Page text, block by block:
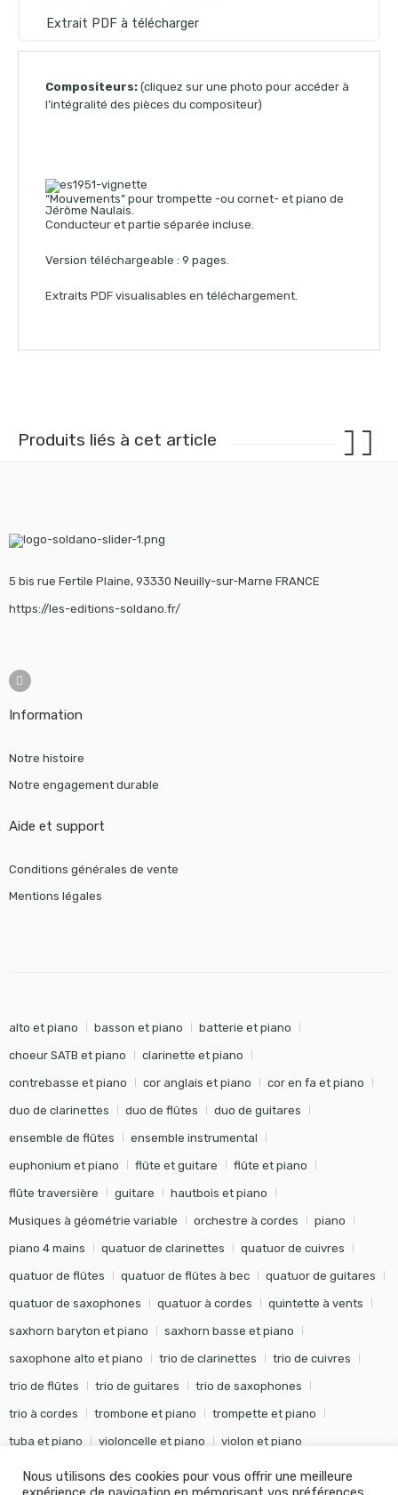
Extrait PDF à télécharger
Compositeurs: (cliquez sur une photo pour accéder à
l’intégralité des pièces du compositeur)
“Mouvements” pour trompette -ou cornet- et piano de
Jérôme Naulais.
Conducteur et partie séparée incluse.
Version téléchargeable : 9 pages.
Extraits PDF visualisables en téléchargement.
Produits liés à cet article
5 bis rue Fertile Plaine, 93330 Neuilly-sur-Marne FRANCE
https://les-editions-soldano.fr/
Information
Notre histoire
Notre engagement durable
Aide et support
Conditions générales de vente
Mentions légales
alto et piano basson et piano batterie et piano
choeur SATB et piano clarinette et piano
contrebasse et piano cor anglais et piano cor en fa et piano
duo de clarinettes duo de flûtes duo de guitares
ensemble de flûtes ensemble instrumental
euphonium et piano flûte et guitare flûte et piano
flûte traversière guitare hautbois et piano
Musiques à géométrie variable orchestre à cordes piano
piano 4 mains quatuor de clarinettes quatuor de cuivres
quatuor de flûtes quatuor de flûtes à bec quatuor de guitares
quatuor de saxophones quatuor à cordes quintette à vents
saxhorn baryton et piano saxhorn basse et piano
saxophone alto et piano trio de clarinettes trio de cuivres
trio de flûtes trio de guitares trio de saxophones
trio à cordes trombone et piano trompette et piano
tuba et piano violoncelle et piano violon et piano
Nous utilisons des cookies pour vous offrir une meilleure